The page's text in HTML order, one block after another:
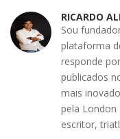
RICARDO
Sou
plataforma
responde
publicados
mais
pela London
escritor,